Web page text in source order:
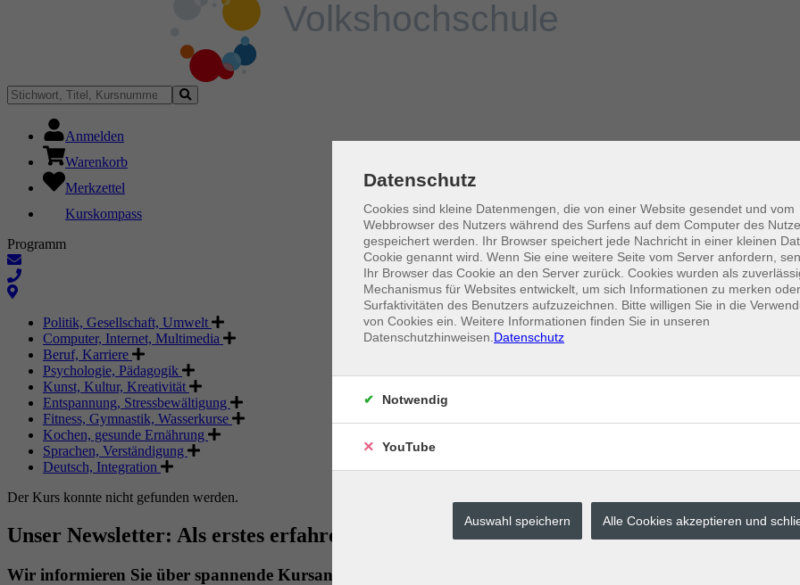
Anmelden
Warenkorb
Merkzettel
Kurskompass
Programm
Politik, Gesellschaft, Umwelt
Computer, Internet, Multimedia
Beruf, Karriere
Psychologie, Pädagogik
Kunst, Kultur, Kreativität
Entspannung, Stressbewältigung
Fitness, Gymnastik, Wasserkurse
Kochen, gesunde Ernährung
Sprachen, Verständigung
Deutsch, Integration
Der Kurs konnte nicht gefunden werden.
Unser Newsletter: Als erstes erfahren. Als erstes buchen.
Wir informieren Sie über spannende Kursangebote.
Datenschutz
Cookies sind kleine Datenmengen, die von einer Website gesendet und vom
Webbrowser des Nutzers während des Surfens auf dem Computer des
gespeichert werden. Ihr Browser speichert jede Nachricht in einer kleinen
Cookie genannt wird. Wenn Sie eine weitere Seite vom Server anfordern,
Ihr Browser das Cookie an den Server zurück. Cookies wurden als
Mechanismus für Websites entwickelt, um sich Informationen zu merken
Surfaktivitäten des Benutzers aufzuzeichnen. Bitte willigen Sie in die
von Cookies ein. Weitere Informationen finden Sie in unseren
Datenschutzhinweisen. Datenschutz
Notwendig
YouTube
Auswahl speichern Alle Cookies akzeptieren und